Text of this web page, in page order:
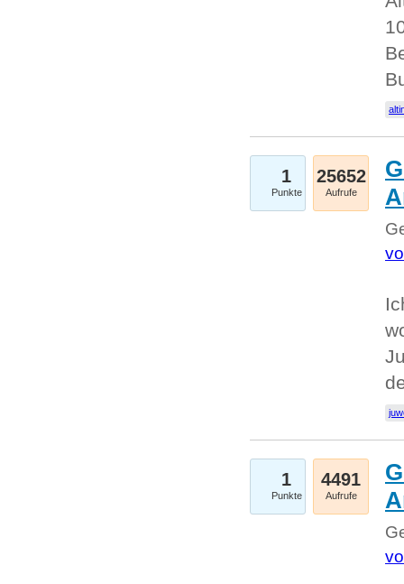
1
Punkte
25652
Aufrufe
1
Punkte
4491
Aufrufe